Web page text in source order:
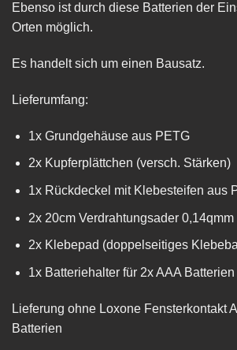
Ebenso ist durch diese Batterien der
Orten möglich.
Es handelt sich um einen Bausatz.
Lieferumfang:
1x Grundgehäuse aus PETG
2x Kupferplättchen (versch. Stärken)
1x Rückdeckel mit Klebesteifen aus
2x 20cm Verdrahtungsader 0,14qmm
2x Klebepad (doppelseitiges
1x Batteriehalter für 2x AAA
Lieferung ohne Loxone Fensterkontakt
Batterien